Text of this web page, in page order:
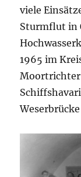
viele
Sturmflut in
1965 im
Moortrichter